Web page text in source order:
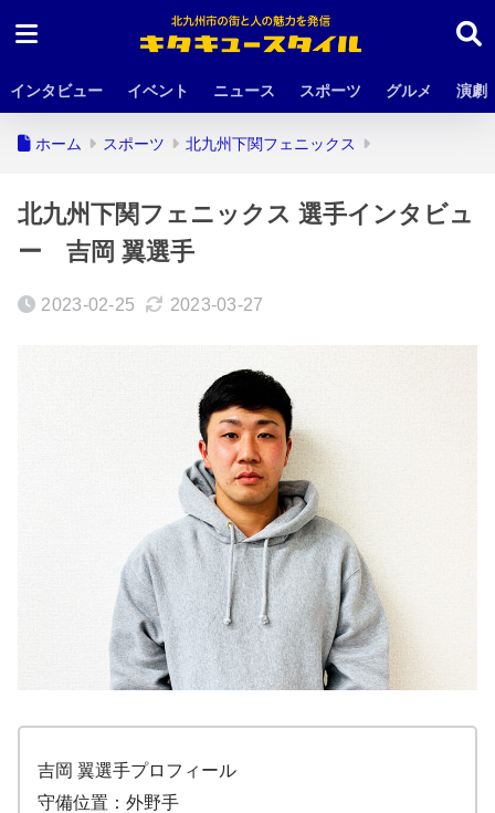
インタビュー イベント ニュース スポーツ グルメ 演劇
ホーム スポーツ 北九州下関フェニックス
北九州下関フェニックス 選手インタビュ
ー 吉岡 翼選手
2023-02-25 2023-03-27
吉岡 翼選手プロフィール
守備位置：外野手